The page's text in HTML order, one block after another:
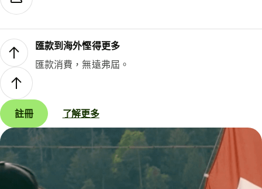
匯款到海外慳得更多
匯款消費，無遠弗屆。
註冊 了解更多